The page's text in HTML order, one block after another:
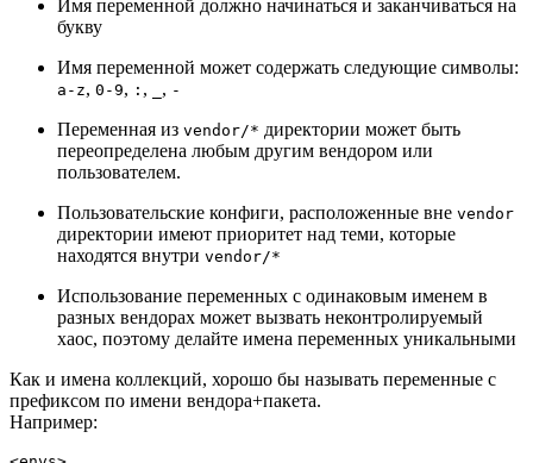
Имя переменной должно начинаться и заканчиваться на
букву
Имя переменной может содержать следующие символы:
a-z, 0-9, : , , -
Переменная из vendor/* директории может быть
переопределена любым другим вендором или
пользователем.
Пользовательские конфиги, расположенные вне vendor
директории имеют приоритет над теми, которые
находятся внутри vendor/*
Использование переменных с одинаковым именем в
разных вендорах может вызвать неконтролируемый
хаос, поэтому делайте имена переменных уникальными
Как и имена коллекций, хорошо бы называть переменные с
префиксом по имени вендора+пакета.
Например: